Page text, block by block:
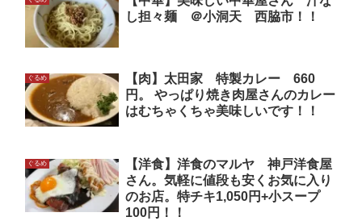
し担々麺 ＠小洞天 西脇市！！
ぐるめ
【肉】太田家 特製カレー 660
円。 やっぱり焼き肉屋さんのカレー
はむちゃくちゃ美味しいです！！
ぐるめ
【洋食】洋食のマルヤ 神戸洋食屋
さん。気軽に値段も安くお気に入り
のお店。特チキ1,050円+小スープ
100円！！